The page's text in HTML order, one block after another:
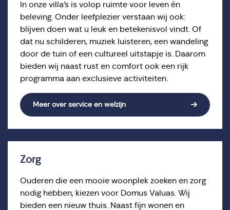
In onze villa’s is volop ruimte voor leven én
beleving. Onder leefplezier verstaan wij ook:
blijven doen wat u leuk en betekenisvol vindt. Of
dat nu schilderen, muziek luisteren, een wandeling
door de tuin of een cultureel uitstapje is. Daarom
bieden wij naast rust en comfort ook een rijk
programma aan exclusieve activiteiten.
Meer over service en welzijn
Zorg
Ouderen die een mooie woonplek zoeken en zorg
nodig hebben, kiezen voor Domus Valuas. Wij
bieden een nieuw thuis. Naast fijn wonen en